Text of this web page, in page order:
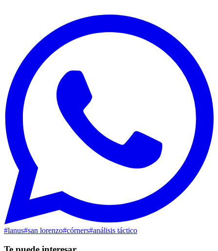
#lanus#san lorenzo#córners#análisis táctico